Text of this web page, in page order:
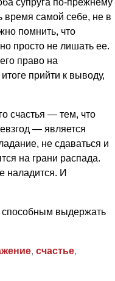
время самой себе, не в
помнить, что
просто не лишать ее.
право на
прийти к выводу,
счастья — тем, что
— является
не сдаваться и
на грани распада.
наладится. И
способным выдержать
, счастье,